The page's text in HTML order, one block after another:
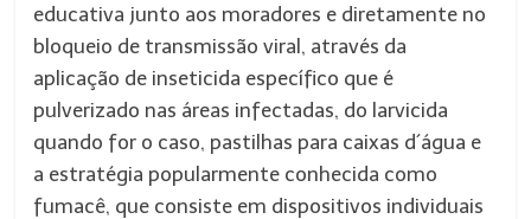
educativa junto aos moradores e diretamente no
bloqueio de transmissão viral, através da
aplicação de inseticida específico que é
pulverizado nas áreas infectadas, do larvicida
quando for o caso, pastilhas para caixas d´água e
a estratégia popularmente conhecida como
fumacê, que consiste em dispositivos individuais